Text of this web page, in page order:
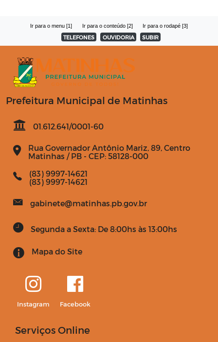
Ir para o menu [1] Ir para o conteúdo [2] Ir para o rodapé [3]
TELEFONES OUVIDORIA SUBIR
Prefeitura Municipal de Matinhas
01.612.641/0001-60
Rua Governador Antônio Mariz, 89, Centro
Matinhas / PB - CEP: 58128-000
(83) 9997-14621
(83) 9997-14621
gabinete@matinhas.pb.gov.br
Segunda a Sexta: De 8:00hs às 13:00hs
Mapa do Site
Instagram Facebook
Serviços Online